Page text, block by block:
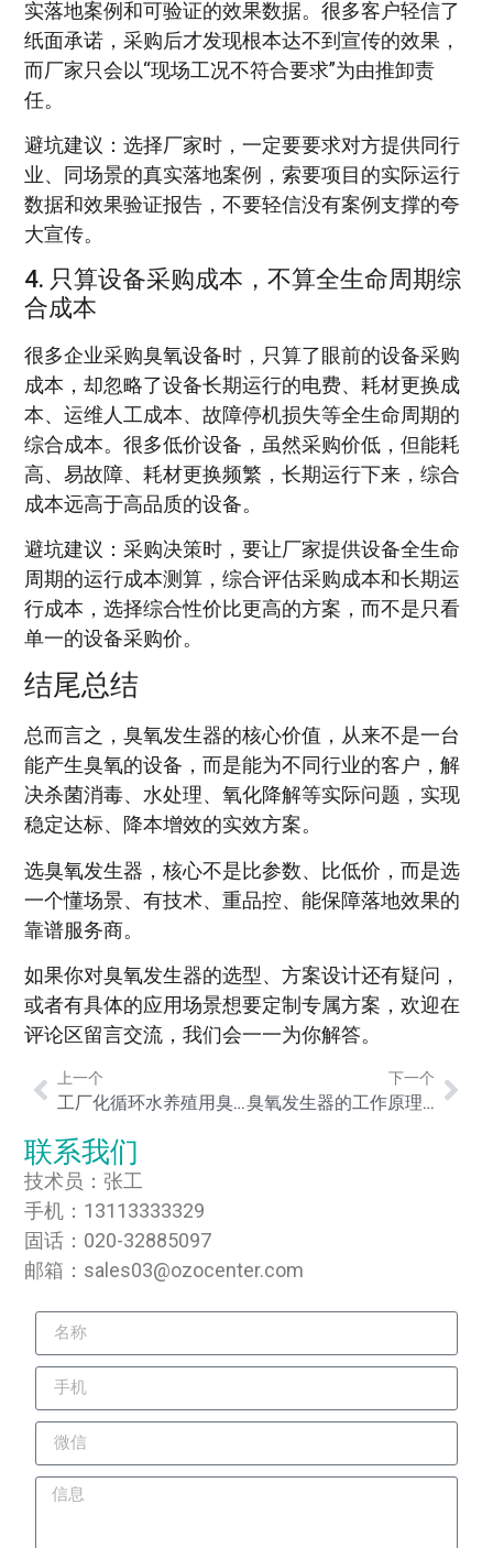
实落地案例和可验证的效果数据。很多客户轻信了
纸面承诺，采购后才发现根本达不到宣传的效果，
而厂家只会以“现场工况不符合要求”为由推卸责
任。
避坑建议：选择厂家时，一定要要求对方提供同行
业、同场景的真实落地案例，索要项目的实际运行
数据和效果验证报告，不要轻信没有案例支撑的夸
大宣传。
4. 只算设备采购成本，不算全生命周期综
合成本
很多企业采购臭氧设备时，只算了眼前的设备采购
成本，却忽略了设备长期运行的电费、耗材更换成
本、运维人工成本、故障停机损失等全生命周期的
综合成本。很多低价设备，虽然采购价低，但能耗
高、易故障、耗材更换频繁，长期运行下来，综合
成本远高于高品质的设备。
避坑建议：采购决策时，要让厂家提供设备全生命
周期的运行成本测算，综合评估采购成本和长期运
行成本，选择综合性价比更高的方案，而不是只看
单一的设备采购价。
结尾总结
总而言之，臭氧发生器的核心价值，从来不是一台
能产生臭氧的设备，而是能为不同行业的客户，解
决杀菌消毒、水处理、氧化降解等实际问题，实现
稳定达标、降本增效的实效方案。
选臭氧发生器，核心不是比参数、比低价，而是选
一个懂场景、有技术、重品控、能保障落地效果的
靠谱服务商。
如果你对臭氧发生器的选型、方案设计还有疑问，
或者有具体的应用场景想要定制专属方案，欢迎在
评论区留言交流，我们会一一为你解答。
上一个
工厂化循环水养殖用臭氧，会不会伤害鱼虾及苗种？创环臭氧告诉你们
下一个
臭氧发生器的工作原理是什么？通俗易懂的解释
联系我们
技术员：张工
手机：13113333329
固话：020-32885097
邮箱：sales03@ozocenter.com